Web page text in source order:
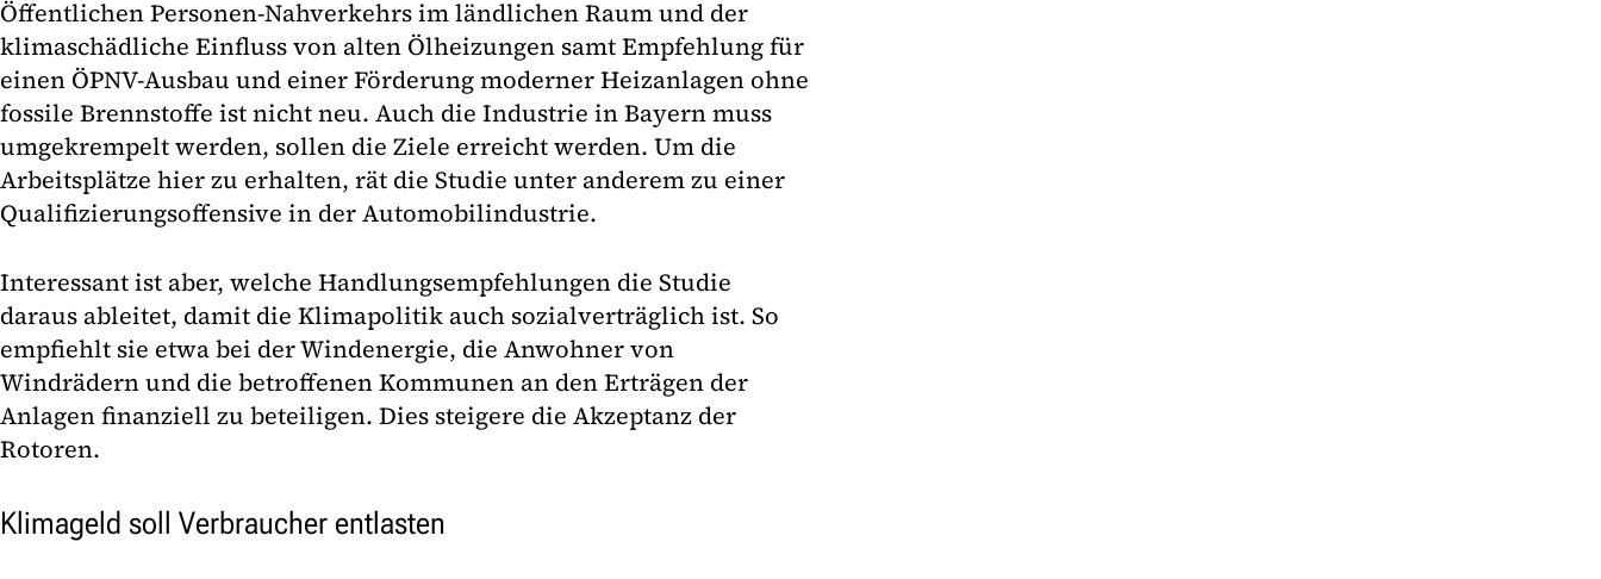
Öffentlichen Personen-Nahverkehrs im ländlichen Raum und der
klimaschädliche Einfluss von alten Ölheizungen samt Empfehlung für
einen ÖPNV-Ausbau und einer Förderung moderner Heizanlagen ohne
fossile Brennstoffe ist nicht neu. Auch die Industrie in Bayern muss
umgekrempelt werden, sollen die Ziele erreicht werden. Um die
Arbeitsplätze hier zu erhalten, rät die Studie unter anderem zu einer
Qualifizierungsoffensive in der Automobilindustrie.
Interessant ist aber, welche Handlungsempfehlungen die Studie
daraus ableitet, damit die Klimapolitik auch sozialverträglich ist. So
empfiehlt sie etwa bei der Windenergie, die Anwohner von
Windrädern und die betroffenen Kommunen an den Erträgen der
Anlagen finanziell zu beteiligen. Dies steigere die Akzeptanz der
Rotoren.
Klimageld soll Verbraucher entlasten